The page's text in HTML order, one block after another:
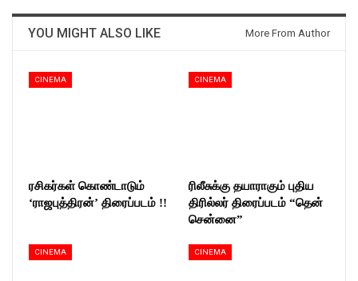
YOU MIGHT ALSO LIKE More From Author
CINEMA
ரசிகர்கள் கொண்டாடும்
‘ராஜபுத்திரன்’ திரைப்படம் !!
CINEMA
ரிலீசுக்கு தயாராகும் புதிய
திரில்லர் திரைப்படம் “தென்
சென்னை”
CINEMA CINEMA